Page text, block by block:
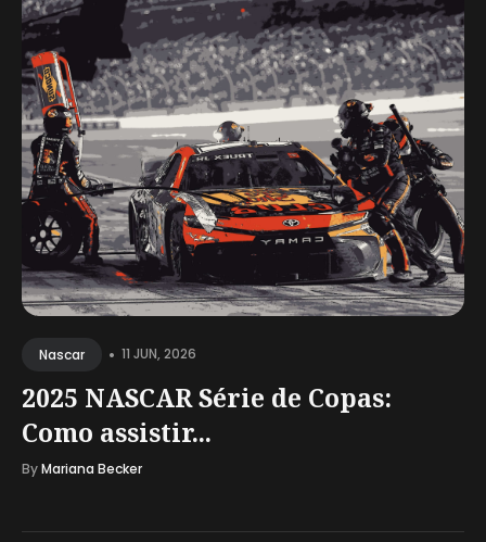
Nascar • 11 JUN, 2026
2025 NASCAR Série de Copas:
Como assistir...
ByMariana Becker